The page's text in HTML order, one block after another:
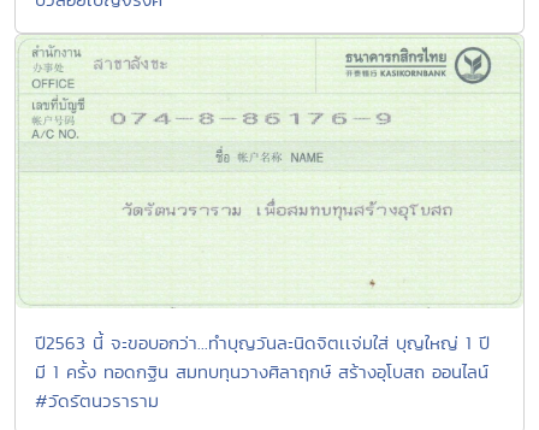
ปี2563 นี้ จะขอบอกว่า...ทำบุญวันละนิดจิตเเจ่มใส่ บุญใหญ่ 1 ปี
มี 1 ครั้ง ทอดกฐิน สมทบทุนวางศิลาฤกษ์ สร้างอุโบสถ ออนไลน์
#วัดรัตนวราราม